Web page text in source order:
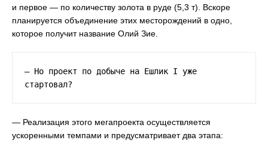
и первое — по количеству золота в руде (5,3 т). Вскоре
планируется объединение этих месторождений в одно,
которое получит название Олий Зие.
— Но проект по добыче на Ешлик I уже
стартовал?
— Реализация этого мегапроекта осуществляется
ускоренными темпами и предусматривает два этапа: